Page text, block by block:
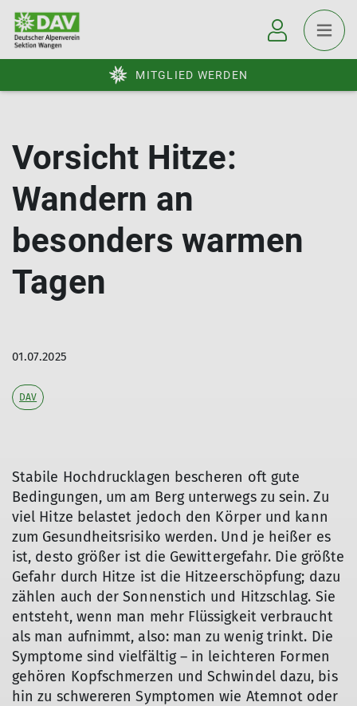
MITGLIED WERDEN
Vorsicht Hitze:
Wandern an
besonders warmen
Tagen
01.07.2025
DAV
Stabile Hochdrucklagen bescheren oft gute
Bedingungen, um am Berg unterwegs zu sein. Zu
viel Hitze belastet jedoch den Körper und kann
zum Gesundheitsrisiko werden. Und je heißer es
ist, desto größer ist die Gewittergefahr. Die größte
Gefahr durch Hitze ist die Hitzeerschöpfung; dazu
zählen auch der Sonnenstich und Hitzschlag. Sie
entsteht, wenn man mehr Flüssigkeit verbraucht
als man aufnimmt, also: man zu wenig trinkt. Die
Symptome sind vielfältig – in leichteren Formen
gehören Kopfschmerzen und Schwindel dazu, bis
hin zu schwereren Symptomen wie Atemnot oder
© DAV / Jens Klatt
© DAV/Jens Klatt